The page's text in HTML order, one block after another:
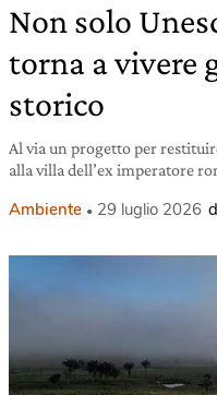
Non solo
torna a vivere
storico
Al via un progetto per
alla villa dell’ex imperatore
Ambiente 29 luglio 2026